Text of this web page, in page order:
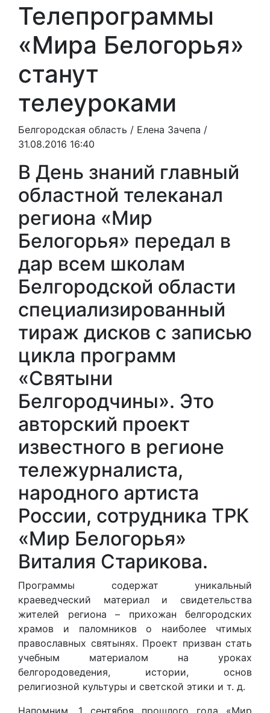
Телепрограммы
«Мира Белогорья»
станут
телеуроками
Белгородская область / Елена Зачепа /
31.08.2016 16:40
В День знаний главный
областной телеканал
региона «Мир
Белогорья» передал в
дар всем школам
Белгородской области
специализированный
тираж дисков с записью
цикла программ
«Святыни
Белгородчины». Это
авторский проект
известного в регионе
тележурналиста,
народного артиста
России, сотрудника ТРК
«Мир Белогорья»
Виталия Старикова.
Программы содержат уникальный
краеведческий материал и свидетельства
жителей региона – прихожан белгородских
храмов и паломников о наиболее чтимых
православных святынях. Проект призван стать
учебным материалом на уроках
белгородоведения, истории, основ
религиозной культуры и светской этики и т. д.
Напомним, 1 сентября прошлого года «Мир